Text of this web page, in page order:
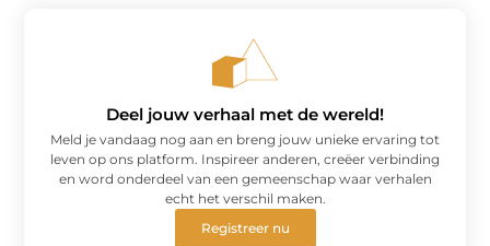
Deel jouw verhaal met de wereld!
Meld je vandaag nog aan en breng jouw unieke ervaring tot
leven op ons platform. Inspireer anderen, creëer verbinding
en word onderdeel van een gemeenschap waar verhalen
echt het verschil maken.
Registreer nu